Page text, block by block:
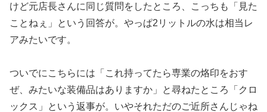
けど元店長さんに同じ質問をしたところ、こっちも「見た
ことねぇ」
という回答が。やっぱ2リットルの水は相当レ
アみたいです。
ついでにこちらには「これ持ってたら専業の烙印をおす
ぜ、みたいな装備品はありますか」と尋ねたところ「クロ
ックス」という返事が。いやそれただのご近所さんじゃね